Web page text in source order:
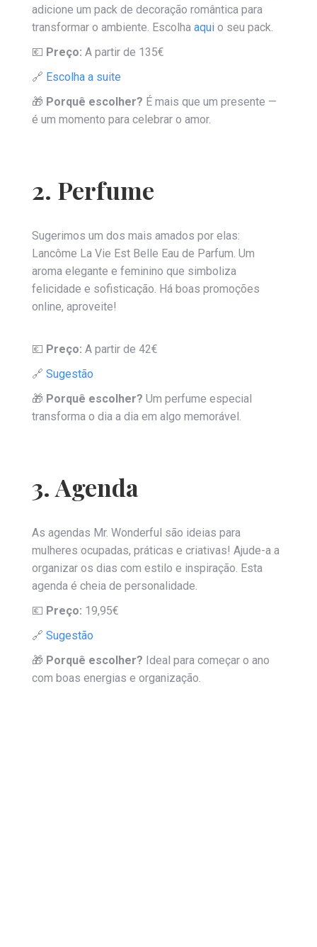
adicione um pack de decoração romântica para
transformar o ambiente. Escolha aqui o seu pack.
💶 Preço: A partir de 135€
🔗 Escolha a suite
🎁 Porquê escolher? É mais que um presente —
é um momento para celebrar o amor.
2. Perfume
Sugerimos um dos mais amados por elas:
Lancôme La Vie Est Belle Eau de Parfum. Um
aroma elegante e feminino que simboliza
felicidade e sofisticação. Há boas promoções
online, aproveite!
💶 Preço: A partir de 42€
🔗 Sugestão
🎁 Porquê escolher? Um perfume especial
transforma o dia a dia em algo memorável.
3. Agenda
As agendas Mr. Wonderful são ideias para
mulheres ocupadas, práticas e criativas! Ajude-a a
organizar os dias com estilo e inspiração. Esta
agenda é cheia de personalidade.
💶 Preço: 19,95€
🔗 Sugestão
🎁 Porquê escolher? Ideal para começar o ano
com boas energias e organização.